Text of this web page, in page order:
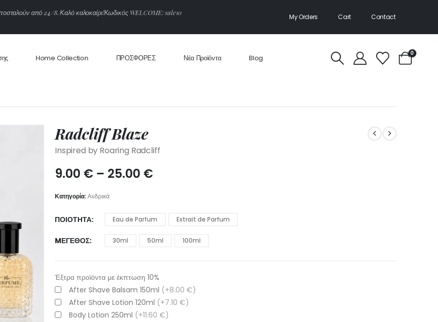
οσταλούναπό 24/8. Καλόκαλοκαίρι!Κωδικός WELCOME: sale10
My Orders Cart Contact
Home Collection ΠΡΟΣΦΟΡΕΣ Νέα Προϊόντα Blog
0
Radcliff Blaze
Inspired by Roaring Radcliff
9.00 € – 25.00 €Price
through
25.00 €
Κατηγορία:Ανδρικά
ΠΟΙΌΤΗΤΑ Eau de Parfum Extrait de Parfum
MΈΓΕΘΟΣ 30ml 50ml 100ml
Έξτρα προϊόντα με έκπτωση 10%
After Shave Balsam 150ml (+8.00 €)
After Shave Lotion 120ml (+7.10 €)
Body Lotion 250ml (+11.60 €)